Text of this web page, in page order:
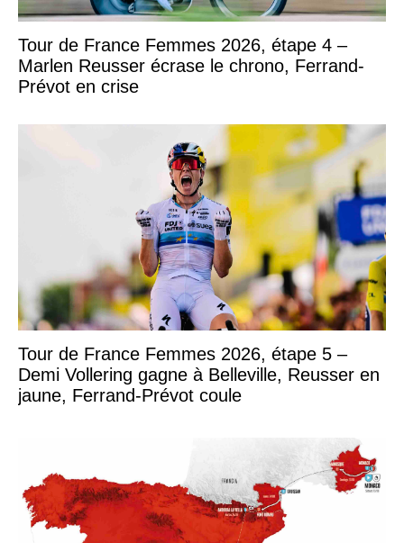
Tour de France Femmes 2026, étape 4 –
Marlen Reusser écrase le chrono, Ferrand-
Prévot en crise
Tour de France Femmes 2026, étape 5 –
Demi Vollering gagne à Belleville, Reusser en
jaune, Ferrand-Prévot coule